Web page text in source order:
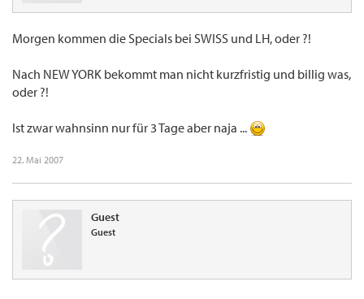
Morgen kommen die Specials bei SWISS und LH, oder ?!
Nach NEW YORK bekommt man nicht kurzfristig und billig was,
oder ?!
Ist zwar wahnsinn nur für 3 Tage aber naja ...
22. Mai 2007
Guest
Guest